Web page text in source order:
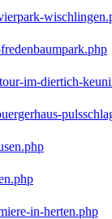
im-diertich-
in-herten.php